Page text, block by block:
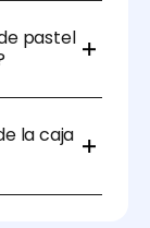
cajas de
para
pastel
ideales
o
la caja